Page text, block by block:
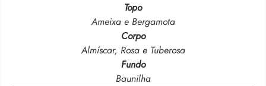
Topo
Ameixa e Bergamota
Corpo
Almíscar, Rosa e Tuberosa
Fundo
Baunilha